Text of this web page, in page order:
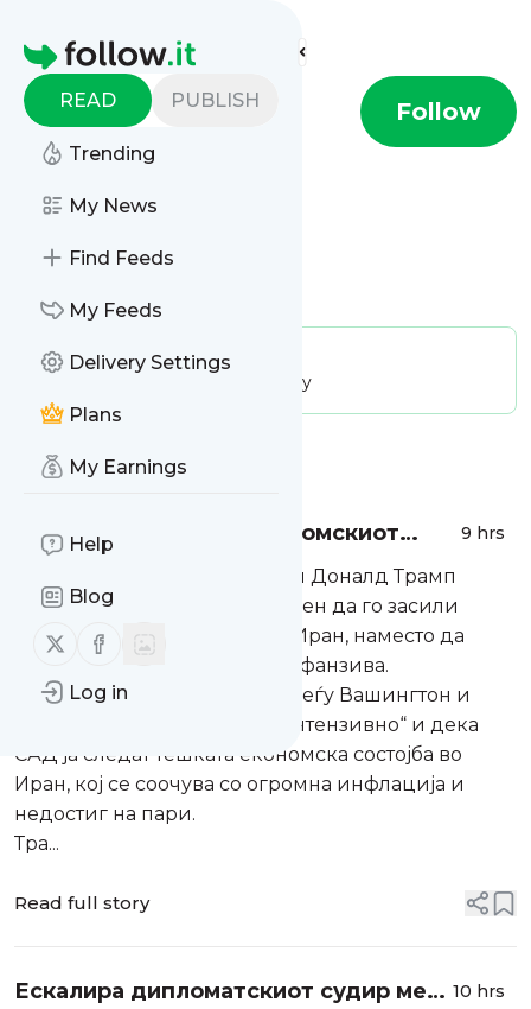
Homepage
READ PUBLISH
Trending
My News
Find Feeds
My Feeds
Delivery Settings
Plans
My Earnings
Help
Blog
Follow us on X (twitter)
Follow us on Facebook
Log in
Find more feeds
Opserver Follow
Publisher:Unclaimed!
76.04 / day
MessageHistory
Трамп ќе го засили економскиот
9 hrs
Американскиот претседател Доналд Трамп
изјави дека засега е подготвен да го засили
економскиот притисок врз Иран, наместо да
нареди нова голема воена офанзива.
Тој рече дека преговорите меѓу Вашингтон и
Техеран се одвиваат „полуинтензивно“ и дека
САД ја следат тешката економска состојба во
Иран, кој се соочува со огромна инфлација и
недостиг на пари.
Тра...
Read full story
Ескалира дипломатскиот судир меѓу 10 hrs